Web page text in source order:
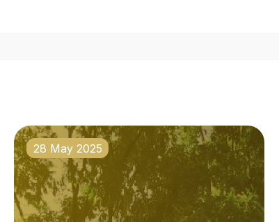
28 May 2025